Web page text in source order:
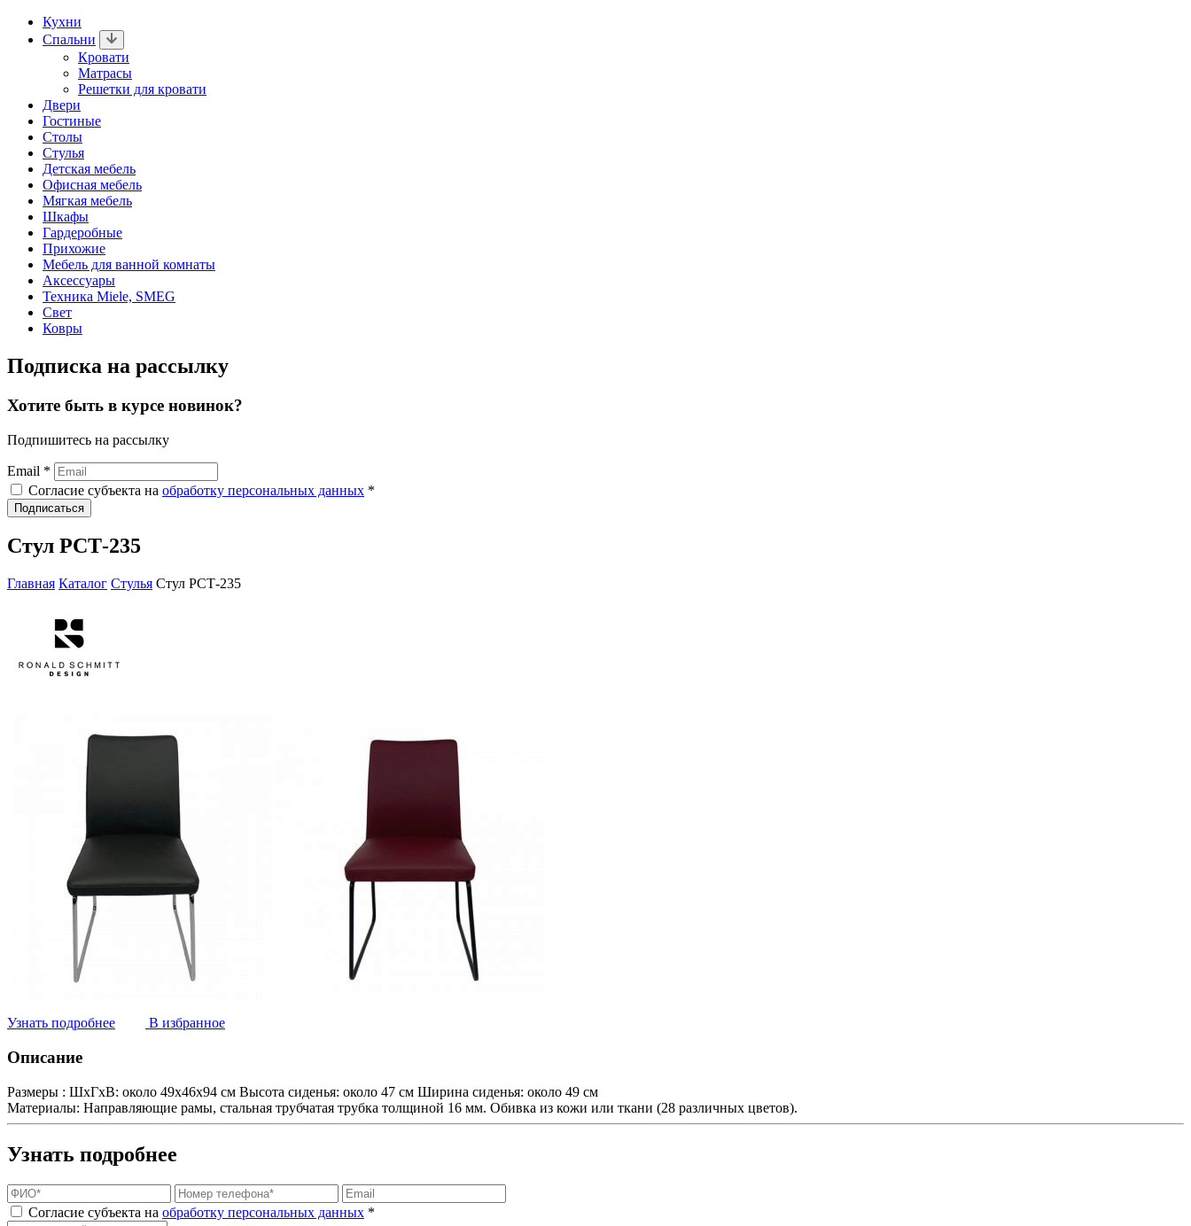
Кухни
Спальни
Кровати
Матрасы
Решетки для кровати
Двери
Гостиные
Столы
Стулья
Детская мебель
Офисная мебель
Мягкая мебель
Шкафы
Гардеробные
Прихожие
Мебель для ванной комнаты
Аксессуары
Техника Miele, SMEG
Свет
Ковры
Подписка на рассылку
Хотите быть в курсе новинок?
Подпишитесь на рассылку
Email *
Согласие субъекта на обработку персональных данных *
Подписаться
Стул РСТ-235
Главная Каталог Стулья Стул РСТ-235
Узнать подробнее В избранное
Описание
Размеры : ШxГxВ: около 49x46x94 см Высота сиденья: около 47 см Ширина сиденья: около 49 см
Материалы: Направляющие рамы, стальная трубчатая трубка толщиной 16 мм. Обивка из кожи или ткани (28 различных цветов).
Узнать подробнее
Согласие субъекта на обработку персональных данных *